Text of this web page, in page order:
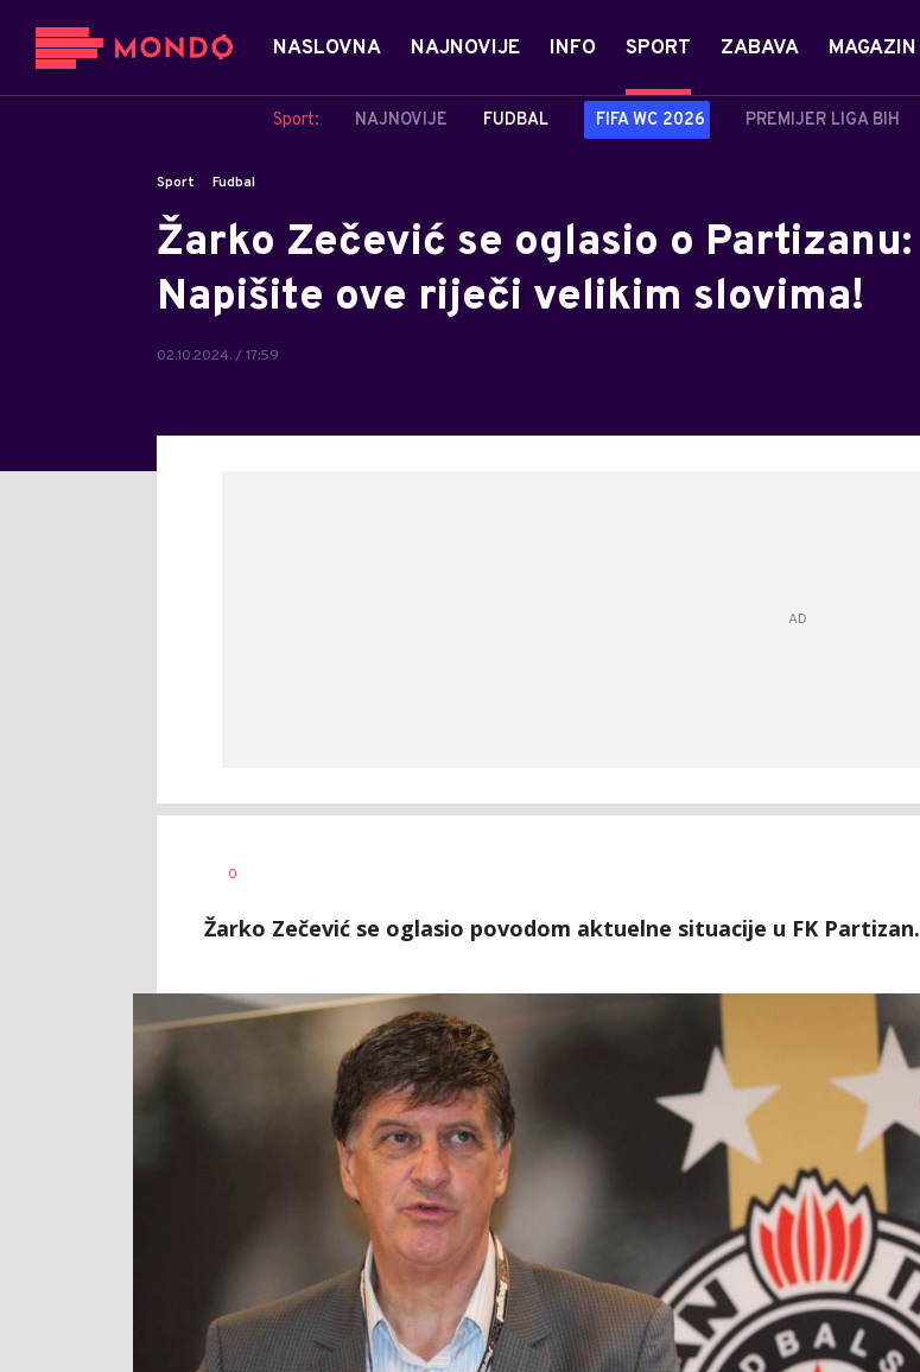
NASLOVNA NAJNOVIJE INFO SPORT
Sport: NAJNOVIJE FUDBAL FIFA WC 2026 PREMIJER LIGA BIH
ZABAVA MAGAZIN
Sport Fudbal
Žarko Zečević se oglasio o Partizanu:
Napišite ove riječi velikim slovima!
02.10.2024. / 17:59
AUTOR
0
Žarko Zečević se oglasio povodom aktuelne situacije u FK Partizan.